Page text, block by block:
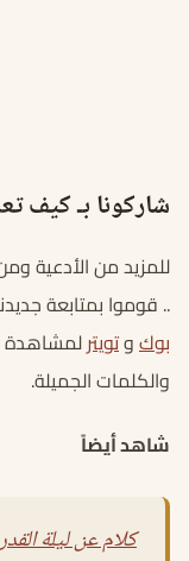
شاركونا بـ كيف
للمزيد من الأدعية
.. قوموا بمتابعة
بوكوتويترلمشاهدة
والكلمات الجميلة.
شاهد أيضاً
كلام عن ليلة القدر